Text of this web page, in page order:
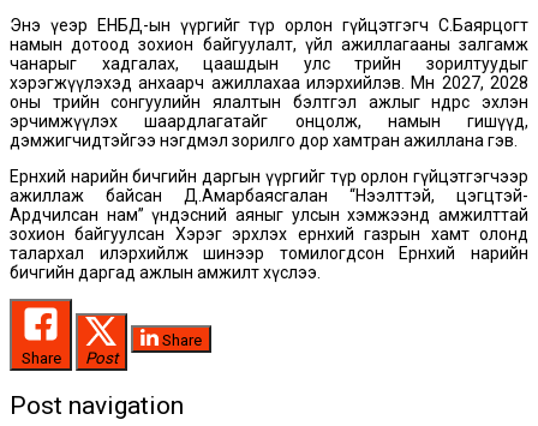
Энэ үеэр ЕНБД-ын үүргийг түр орлон гүйцэтгэгч С.Баярцогт
намын дотоод зохион байгуулалт, үйл ажиллагааны залгамж
чанарыг хадгалах, цаашдын улс төрийн зорилтуудыг
хэрэгжүүлэхэд анхаарч ажиллахаа илэрхийлэв. Мөн 2027, 2028
оны төрийн сонгуулийн ялалтын бэлтгэл ажлыг өнөөдрөөс эхлэн
эрчимжүүлэх шаардлагатайг онцолж, намын гишүүд,
дэмжигчидтэйгээ нэгдмэл зорилго дор хамтран ажиллана гэв.
Ерөнхий нарийн бичгийн даргын үүргийг түр орлон гүйцэтгэгчээр
ажиллаж байсан Д.Амарбаясгалан “Нээлттэй, цэгцтэй-
Ардчилсан нам” үндэсний аяныг улсын хэмжээнд амжилттай
зохион байгуулсан Хэрэг эрхлэх ерөнхий газрын хамт олонд
талархал илэрхийлж шинээр томилогдсон Ерөнхий нарийн
бичгийн даргад ажлын амжилт хүслээ.
Share Post
Share
Post navigation